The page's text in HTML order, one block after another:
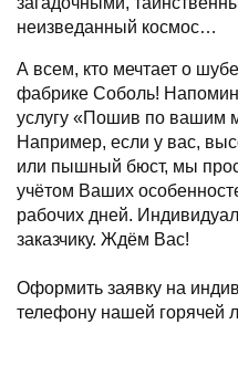
неизведанный космос…
А всем, кто мечтает о
фабрике Соболь!
услугу «Пошив по вашим
Например, если у вас,
или пышный бюст, мы
учётом Ваших
рабочих дней.
заказчику. Ждём Вас!
Оформить заявку на
телефону нашей горячей